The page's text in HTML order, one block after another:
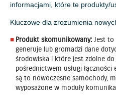
informacjami, które te produkty/
Kluczowe dla zrozumienia
Produkt skomunikowany:Jest to
generuje lub gromadzi dane
środowiska i które jest zdolne do
pośrednictwem usługi
są to nowoczesne samochody,
wyposażone w moduły